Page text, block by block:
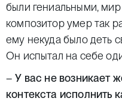
были гениальными,
композитор умер так
ему некуда было деть
Он испытал на себе
–У вас не возникает
контекста исполнить